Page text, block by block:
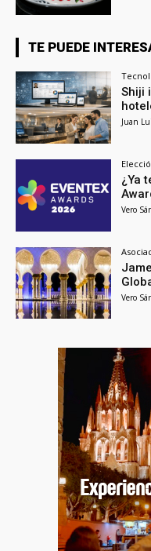
TE PUEDE
Shiji
Juan
¿Ya
Vero
Vero